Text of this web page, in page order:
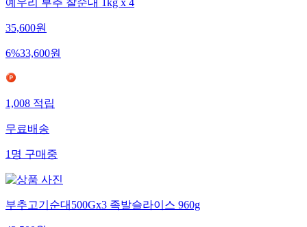
예우리 부추 찰순대 1kg x 4
35,600원
6%33,600원
1,008적립
무료배송
1명구매중
부추고기순대500Gx3 족발슬라이스 960g